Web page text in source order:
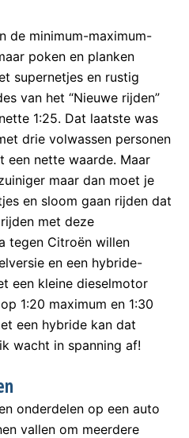
de minimum-maximum-
poken en planken
supernetjes en rustig
van het “Nieuwe rijden”
1:25. Dat laatste was
drie volwassen personen
een nette waarde. Maar
maar dan moet je
en sloom gaan rijden dat
met deze
tegen Citroën willen
en een hybride-
een kleine dieselmotor
1:20 maximum en 1:30
een hybride kan dat
wacht in spanning af!
onderdelen op een auto
vallen om meerdere